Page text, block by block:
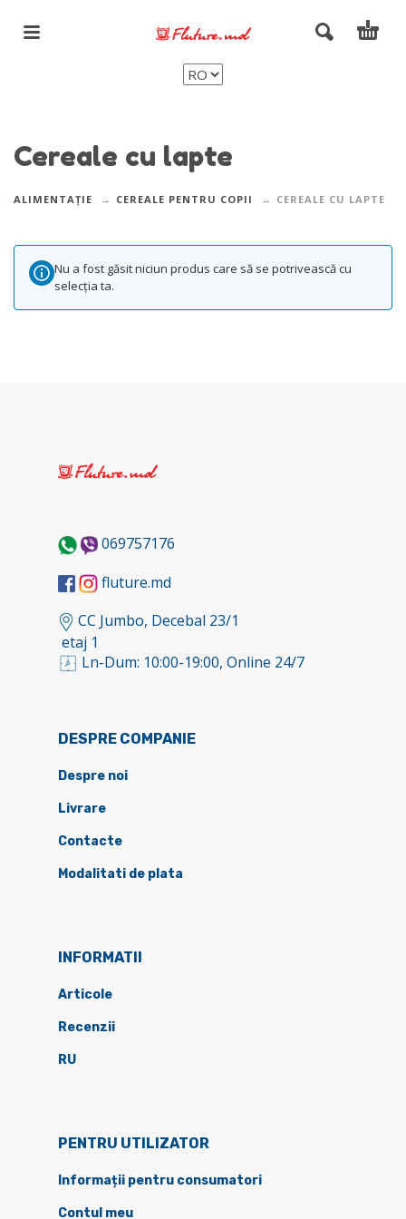
Cereale cu lapte
ALIMENTAȚIE CEREALE PENTRU COPII CEREALE CU LAPTE
Nu a fost găsit niciun produs care să se potrivească cu
selecția ta.
069757176
fluture.md
CC Jumbo, Decebal 23/1
etaj 1
Ln-Dum: 10:00-19:00, Online 24/7
DESPRE COMPANIE
Despre noi
Livrare
Contacte
Modalitati de plata
INFORMATII
Articole
Recenzii
RU
PENTRU UTILIZATOR
Informații pentru consumatori
Contul meu